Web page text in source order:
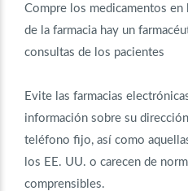
Compre los medicamentos en
de la farmacia hay un
consultas de los pacientes
Evite las farmacias
información sobre su
teléfono fijo, así como
los EE. UU. o carecen de
comprensibles.